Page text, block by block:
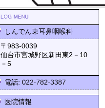
しんでん東耳鼻咽喉科
〒983-0039
仙台市宮城野区新田東2－10
－5
電話: 022-782-3387
医院情報